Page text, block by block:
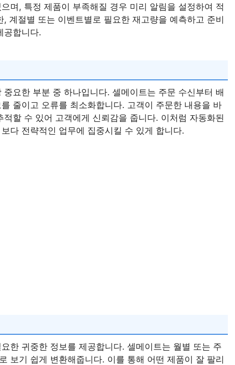
며, 특정 제품이 부족해질 경우 미리 알림을 설정하여 적
계절별 또는 이벤트별로 필요한 재고량을 예측하고 준비
공합니다.
요한 부분 중 하나입니다. 셀메이트는 주문 수신부터 배
줄이고 오류를 최소화합니다. 고객이 주문한 내용을 바
할 수 있어 고객에게 신뢰감을 줍니다. 이처럼 자동화된
다 전략적인 업무에 집중시킬 수 있게 합니다.
한 귀중한 정보를 제공합니다. 셀메이트는 월별 또는 주
보기 쉽게 변환해줍니다. 이를 통해 어떤 제품이 잘 팔리